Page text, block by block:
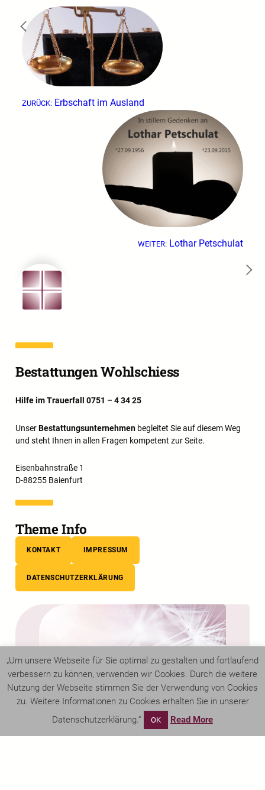
←
ZURÜCK: Erbschaft im Ausland
WEITER: Lothar Petschulat
→
Bestattungen Wohlschiess
Hilfe im Trauerfall 0751 – 4 34 25
UnserBestattungsunternehmenbegleitet Sie auf diesem Weg
und steht Ihnen in allen Fragen kompetent zur Seite.
Eisenbahnstraße 1
D-88255 Baienfurt
Theme Info
KONTAKT IMPRESSUM
DATENSCHUTZERKLÄRUNG
„Um unsere Webseite für Sie optimal zu gestalten und fortlaufend
verbessern zu können, verwenden wir Cookies. Durch die weitere
Nutzung der Webseite stimmen Sie der Verwendung von Cookies
zu. Weitere Informationen zu Cookies erhalten Sie in unserer
Datenschutzerklärung.“
OK Read More